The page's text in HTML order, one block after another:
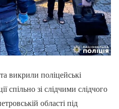
викрили поліцейські
спільно зі слідчими слідчого
області під